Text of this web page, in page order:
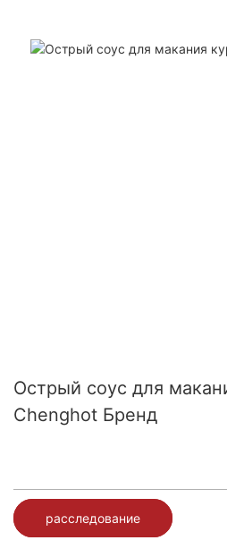
Острый соус для
Chenghot Бренд
расследование